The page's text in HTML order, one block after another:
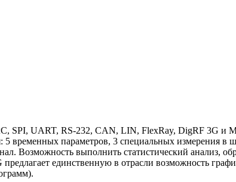
SPI, UART, RS-232, CAN, LIN, FlexRay, DigRF 3G и
временных параметров, 3 специальных измерения в
Возможность выполнить статистический анализ,
единственную в отрасли возможность